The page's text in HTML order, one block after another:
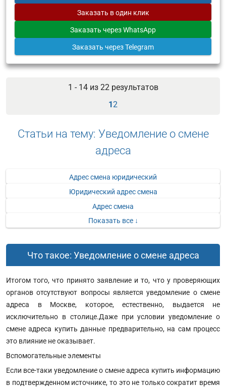
Заказать в один клик
Заказать через WhatsApp
Заказать через Telegram
1 - 14 из 22результатов
12
Статьи на тему: Уведомление о смене
адреса
Адрес смена юридический
Юридический адрес смена
Адрес смена
Показать все ↓
Что такое: Уведомление о смене адреса
Итогом того, что принято заявление и то, что у проверяющих
органов отсутствуют вопросы является уведомление о смене
адреса в Москве, которое, естественно, выдается не
исключительно в столице.Даже при условии уведомление о
смене адреса купить данные предварительно, на сам процесс
это влияние не оказывает.
Вспомогательные элементы
Если все-таки уведомление о смене адреса купить информацию
в подтвержденном источнике, то это не только сократит время